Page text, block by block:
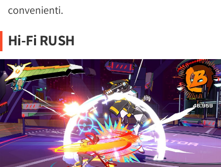
convenienti.
Hi-Fi RUSH